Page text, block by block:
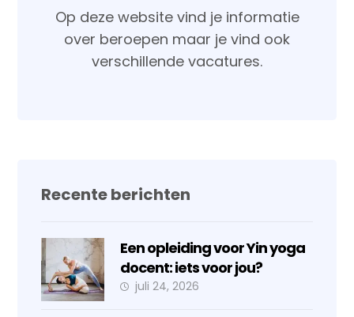
Op deze website vind je informatie
over beroepen maar je vind ook
verschillende vacatures.
Recente berichten
Een opleiding voor Yin yoga
docent: iets voor jou?
juli 24, 2026